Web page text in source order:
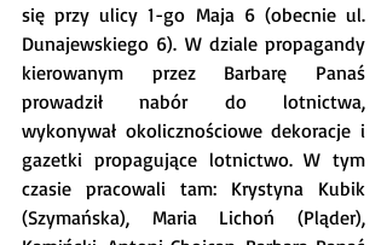
się przy ulicy 1-go Maja 6 (obecnie ul.
Dunajewskiego 6). W dziale propagandy
kierowanym przez Barbarę Panaś
prowadził nabór do lotnictwa,
wykonywał okolicznościowe dekoracje i
gazetki propagujące lotnictwo. W tym
czasie pracowali tam: Krystyna Kubik
(Szymańska), Maria Lichoń (Pląder),